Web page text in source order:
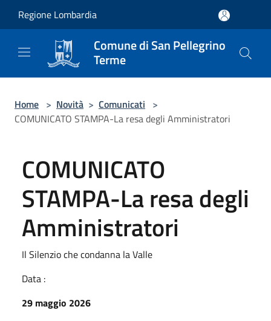
Regione Lombardia
Comune di San Pellegrino
Terme
Home > Novità > Comunicati >
COMUNICATO STAMPA-La resa degli Amministratori
COMUNICATO
STAMPA-La resa degli
Amministratori
Il Silenzio che condanna la Valle
Data :
29 maggio 2026